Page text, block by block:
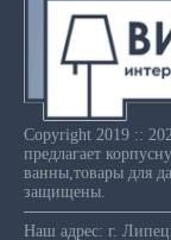
Copyright 2019 ::
предлагает
ванны,товары для
защищены.
Наш адрес: г.